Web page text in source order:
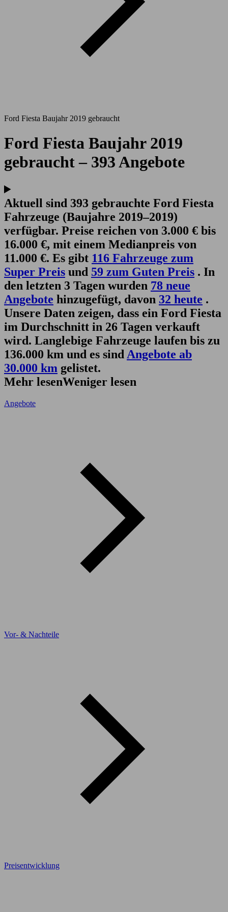
Ford Fiesta Baujahr 2019 gebraucht
Ford Fiesta Baujahr 2019
gebraucht – 393 Angebote
Aktuell sind 393 gebrauchte Ford Fiesta
Fahrzeuge (Baujahre 2019–2019)
verfügbar. Preise reichen von 3.000 € bis
16.000 €, mit einem Medianpreis von
11.000 €. Es gibt 116 Fahrzeuge zum
Super Preis und 59 zum Guten Preis . In
den letzten 3 Tagen wurden 78 neue
Angebote hinzugefügt, davon 32 heute .
Unsere Daten zeigen, dass ein Ford Fiesta
im Durchschnitt in 26 Tagen verkauft
wird. Langlebige Fahrzeuge laufen bis zu
136.000 km und es sind Angebote ab
30.000 km gelistet.
Mehr lesenWeniger lesen
Angebote
Vor- & Nachteile
Preisentwicklung